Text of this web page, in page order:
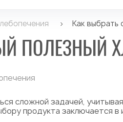
> Как выбрать
ПОЛЕЗНЫЙ
сложной задачей,
продукта заключается в